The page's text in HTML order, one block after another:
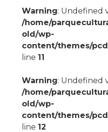
Warning: Undefined
/home/
old/wp-
content/themes/
line 11
Warning: Undefined
/home/
old/wp-
content/themes/
line 12